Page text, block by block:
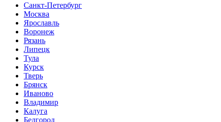
Санкт-Петербург
Москва
Ярославль
Воронеж
Рязань
Липецк
Тула
Курск
Тверь
Брянск
Иваново
Владимир
Калуга
Белгород